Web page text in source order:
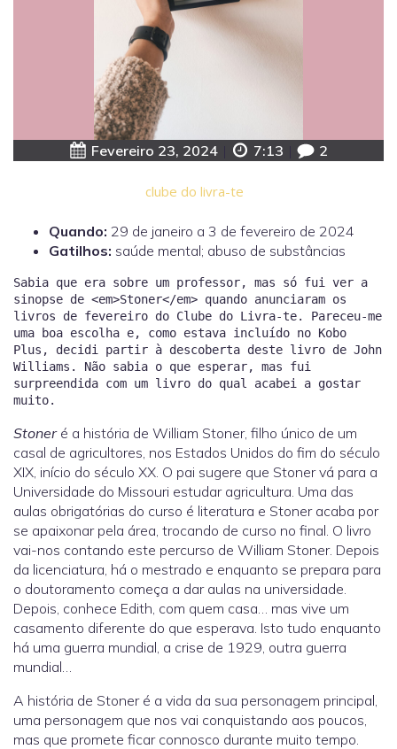
Fevereiro 23, 2024 7:13 2
clube do livra-te
Quando: 29 de janeiro a 3 de fevereiro de 2024
Gatilhos: saúde mental; abuso de substâncias
Sabia que era sobre um professor, mas só fui ver a
sinopse de <em>Stoner</em> quando anunciaram os
livros de fevereiro do Clube do Livra-te. Pareceu-me
uma boa escolha e, como estava incluído no Kobo
Plus, decidi partir à descoberta deste livro de John
Williams. Não sabia o que esperar, mas fui
surpreendida com um livro do qual acabei a gostar
Stoneré a história de William Stoner, filho único de um
casal de agricultores, nos Estados Unidos do fim do século
XIX, início do século XX. O pai sugere que Stoner vá para a
Universidade do Missouri estudar agricultura. Uma das
aulas obrigatórias do curso é literatura e Stoner acaba por
se apaixonar pela área, trocando de curso no final. O livro
vai-nos contando este percurso de William Stoner. Depois
da licenciatura, há o mestrado e enquanto se prepara para
o doutoramento começa a dar aulas na universidade.
Depois, conhece Edith, com quem casa… mas vive um
casamento diferente do que esperava. Isto tudo enquanto
há uma guerra mundial, a crise de 1929, outra guerra
mundial…
A história de Stoner é a vida da sua personagem principal,
uma personagem que nos vai conquistando aos poucos,
mas que promete ficar connosco durante muito tempo.